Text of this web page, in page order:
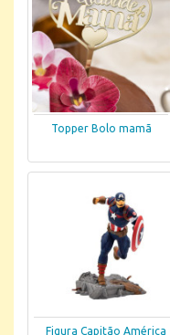
Topper Bolo mamã
Figura Capitão América